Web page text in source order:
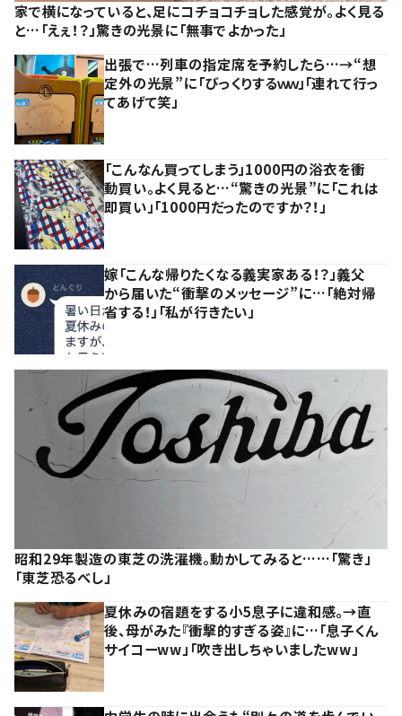
家で横になっていると、足にコチョコチョした感覚が。よく見る
と…「えぇ！？」驚きの光景に「無事でよかった」
出張で…列車の指定席を予約したら…→“想
定外の光景”に「びっくりするｗｗ」「連れて行っ
てあげて笑」
「こんなん買ってしまう」1000円の浴衣を衝
動買い。よく見ると…“驚きの光景”に「これは
即買い」「1000円だったのですか？！」
嫁「こんな帰りたくなる義実家ある！？」義父
から届いた“衝撃のメッセージ”に…「絶対帰
省する！」「私が行きたい」
昭和29年製造の東芝の洗濯機。動かしてみると……「驚き」
「東芝恐るべし」
夏休みの宿題をする小5息子に違和感。→直
後、母がみた『衝撃的すぎる姿』に…「息子くん
サイコーww」「吹き出しちゃいましたww」